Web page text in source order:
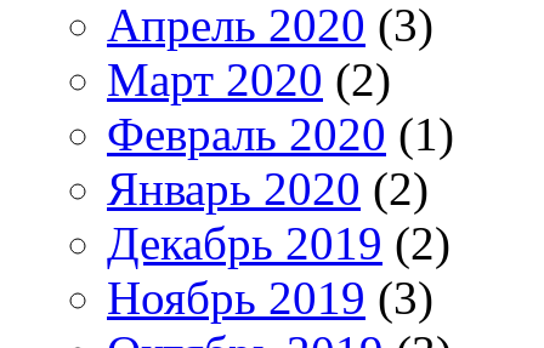
Апрель 2020 (3)
Март 2020 (2)
Февраль 2020 (1)
Январь 2020 (2)
Декабрь 2019 (2)
Ноябрь 2019 (3)